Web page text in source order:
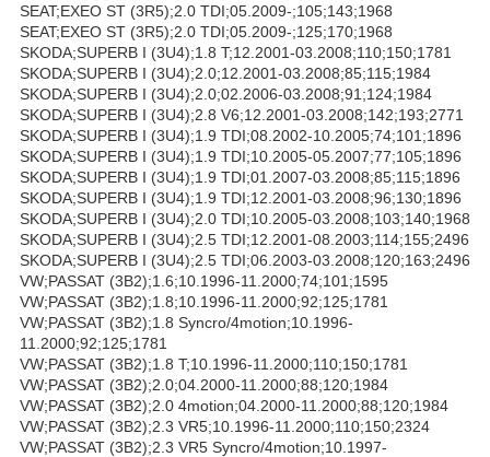
SEAT;EXEO ST (3R5);2.0 TDI;05.2009-;105;143;1968
SEAT;EXEO ST (3R5);2.0 TDI;05.2009-;125;170;1968
SKODA;SUPERB I (3U4);1.8 T;12.2001-03.2008;110;150;1781
SKODA;SUPERB I (3U4);2.0;12.2001-03.2008;85;115;1984
SKODA;SUPERB I (3U4);2.0;02.2006-03.2008;91;124;1984
SKODA;SUPERB I (3U4);2.8 V6;12.2001-03.2008;142;193;2771
SKODA;SUPERB I (3U4);1.9 TDI;08.2002-10.2005;74;101;1896
SKODA;SUPERB I (3U4);1.9 TDI;10.2005-05.2007;77;105;1896
SKODA;SUPERB I (3U4);1.9 TDI;01.2007-03.2008;85;115;1896
SKODA;SUPERB I (3U4);1.9 TDI;12.2001-03.2008;96;130;1896
SKODA;SUPERB I (3U4);2.0 TDI;10.2005-03.2008;103;140;1968
SKODA;SUPERB I (3U4);2.5 TDI;12.2001-08.2003;114;155;2496
SKODA;SUPERB I (3U4);2.5 TDI;06.2003-03.2008;120;163;2496
VW;PASSAT (3B2);1.6;10.1996-11.2000;74;101;1595
VW;PASSAT (3B2);1.8;10.1996-11.2000;92;125;1781
VW;PASSAT (3B2);1.8 Syncro/4motion;10.1996-
11.2000;92;125;1781
VW;PASSAT (3B2);1.8 T;10.1996-11.2000;110;150;1781
VW;PASSAT (3B2);2.0;04.2000-11.2000;88;120;1984
VW;PASSAT (3B2);2.0 4motion;04.2000-11.2000;88;120;1984
VW;PASSAT (3B2);2.3 VR5;10.1996-11.2000;110;150;2324
VW;PASSAT (3B2);2.3 VR5 Syncro/4motion;10.1997-